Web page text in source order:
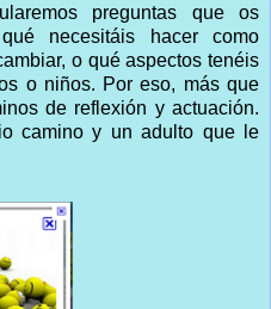
preguntas que os
necesitáis hacer como
o qué aspectos tenéis
o niños. Por eso, más que
de reflexión y actuación.
camino y un adulto que le